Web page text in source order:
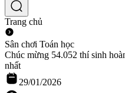
Trang chủ
Sân chơi Toán học
Chúc mừng 54.052 thí sinh
nhất
29/01/2026